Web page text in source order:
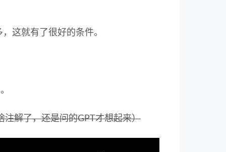
这就有了很好的条件。
注解了，还是问的GPT才想起来）